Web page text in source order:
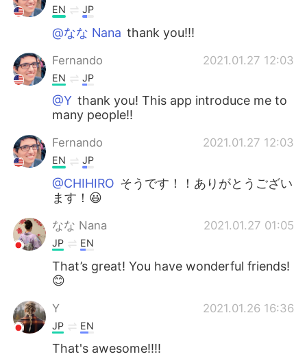
EN JP
@なな Nana thank you!!!
Fernando 2021.01.27 12:03
EN JP
@Y thank you! This app introduce me to
many people!!
Fernando 2021.01.27 12:03
EN JP
@CHIHIRO そうです！！ありがとうござい
ます！😃
なな Nana 2021.01.27 01:05
JP EN
That’s great! You have wonderful friends!
😊
Y 2021.01.26 16:36
JP EN
That's awesome!!!!